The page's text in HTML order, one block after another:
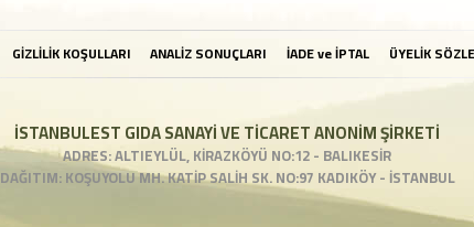
GİZLİLİK KOŞULLARI ANALİZ SONUÇLARI İADE ve İPTAL ÜYELİK
İSTANBULEST GIDA SANAYİ VE TİCARET ANONİM ŞİRKETİ
ADRES: ALTIEYLÜL, KİRAZKÖYÜ NO:12 - BALIKESİR
DAĞITIM: KOŞUYOLU MH. KATİP SALİH SK. NO:97 KADIKÖY - İSTANBUL